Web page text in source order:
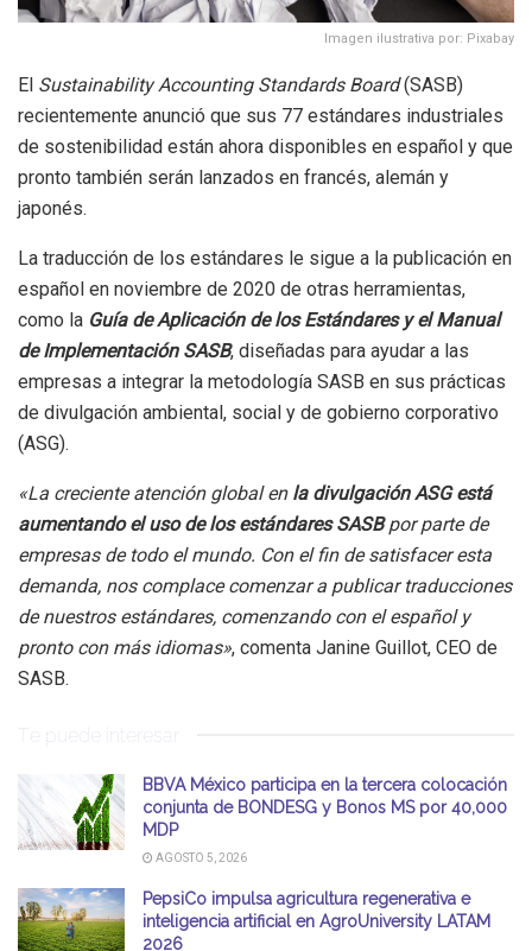
Imagen ilustrativa por: Pixabay
El Sustainability Accounting Standards Board(SASB)
recientemente anunció que sus 77 estándares industriales
de sostenibilidad están ahora disponibles en español y que
pronto también serán lanzados en francés, alemán y
japonés.
La traducción de los estándares le sigue a la publicación en
español en noviembre de 2020 de otras herramientas,
como la Guía de Aplicación de los Estándares y el Manual
de Implementación SASB, diseñadas para ayudar a las
empresas a integrar la metodología SASB en sus prácticas
de divulgación ambiental, social y de gobierno corporativo
(ASG).
«La creciente atención global en la divulgación ASG está
aumentando el uso de los estándares SASBpor parte de
empresas de todo el mundo. Con el fin de satisfacer esta
demanda, nos complace comenzar a publicar traducciones
de nuestros estándares, comenzando con el español y
pronto con más idiomas», comenta Janine Guillot, CEO de
SASB.
Te puede interesar
BBVA México participa en la tercera colocación
conjunta de BONDESG y Bonos MS por 40,000
MDP
AGOSTO 5, 2026
PepsiCo impulsa agricultura regenerativa e
inteligencia artificial en AgroUniversity LATAM
2026